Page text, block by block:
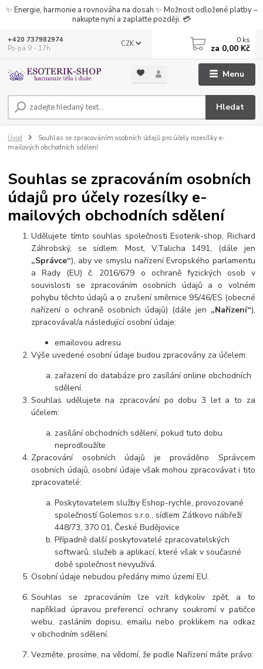
✨ Energie, harmonie a rovnováha na dosah ✨ Možnost odložené platby –
nakupte nyní a zaplaťte později. 💳
Menu
CZK
Hledat
+420 737982974
Po-pá 9 - 17h
0 ks
za 0,00 Kč
Úvod
Souhlas se zpracováním osobních údajů pro účely rozesílky e-
mailových obchodních sdělení
Souhlas se zpracováním osobních
údajů pro účely rozesílky e-
mailových obchodních sdělení
Udělujete tímto souhlas společnosti Esoterik-shop, Richard
Záhrobský, se sídlem: Most, V.Talicha 1491, (dále jen
„Správce“), aby ve smyslu nařízení Evropského parlamentu
a Rady (EU) č. 2016/679 o ochraně fyzických osob v
souvislosti se zpracováním osobních údajů a o volném
pohybu těchto údajů a o zrušení směrnice 95/46/ES (obecné
nařízení o ochraně osobních údajů) (dále jen „Nařízení“),
zpracovával/a následující osobní údaje:
emailovou adresu
Výše uvedené osobní údaje budou zpracovány za účelem:
zařazení do databáze pro zasílání online obchodních
sdělení.
Souhlas udělujete na zpracování po dobu 3 let a to za
účelem:
zasílání obchodních sdělení, pokud tuto dobu
neprodloužíte
Zpracování osobních údajů je prováděno Správcem
osobních údajů, osobní údaje však mohou zpracovávat i tito
zpracovatelé:
Poskytovatelem služby Eshop-rychle, provozované
společností Golemos s.r.o., sídlem Zátkovo nábřeží
448/73, 370 01, České Budějovice
Případně další poskytovatelé zpracovatelských
softwarů, služeb a aplikací, které však v současné
době společnost nevyužívá.
Osobní údaje nebudou předány mimo území EU.
Souhlas se zpracováním lze vzít kdykoliv zpět, a to
například úpravou preferencí ochrany soukromí v patičce
webu, zasláním dopisu, emailu nebo proklikem na odkaz
v obchodním sdělení.
Vezměte, prosíme, na vědomí, že podle Nařízení máte právo: